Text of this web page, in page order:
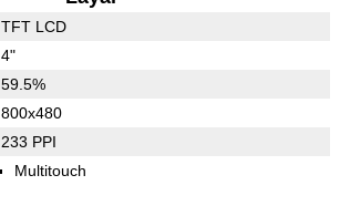
TFT LCD
4"
59.5%
800x480
233 PPI
Multitouch